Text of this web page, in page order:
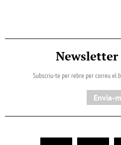
Newsletter
Subscriu-te per rebre per correu el
Envia-